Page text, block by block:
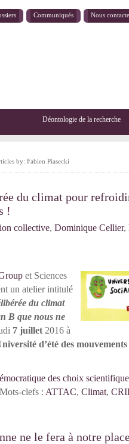
Communiqués Nous
Déontologie de la recherche
by: Fabien Piasecki
du climat pour
!
collective, Dominique Cellier,
et Sciences
un atelier intitulé
du climat
B que nous ne
7 juillet 2016 à
d’été des
des choix
clefs : ATTAC, Climat,
ne le fera à notre